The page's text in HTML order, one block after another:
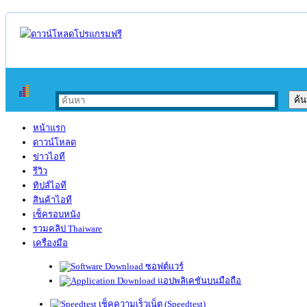
หน้าแรก
ดาวน์โหลด
ข่าวไอที
รีวิว
ทิปส์ไอที
สินค้าไอที
เช็ครอบหนัง
รวมคลิป Thaiware
เครื่องมือ
ซอฟต์แวร์
แอปพลิเคชันบนมือถือ
เช็คความเร็วเน็ต (Speedtest)